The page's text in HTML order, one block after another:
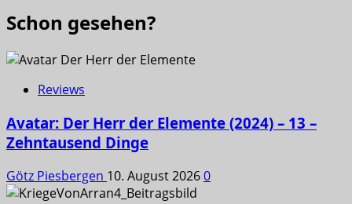
Schon gesehen?
Reviews
Avatar: Der Herr der Elemente (2024) – 13 –
Zehntausend Dinge
Götz Piesbergen 10. August 20260